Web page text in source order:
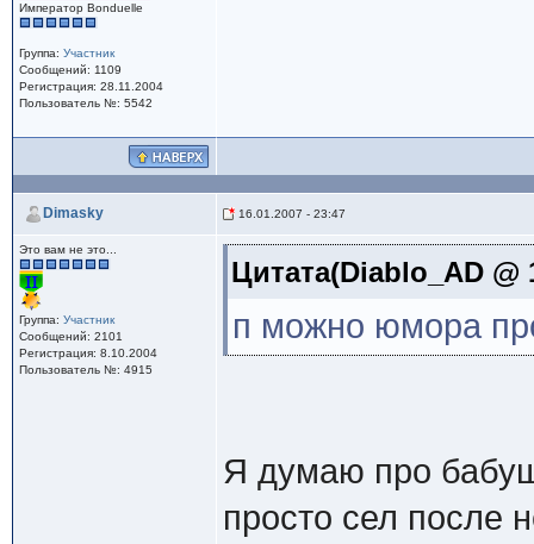
Император Bonduelle
Группа: Участник
Сообщений: 1109
Регистрация: 28.11.2004
Пользователь №: 5542
Dimasky 16.01.2007 - 23:47
Это вам не это...
Группа: Участник
Сообщений: 2101
Регистрация: 8.10.2004
Пользователь №: 4915
Цитата(Diablo_AD @
п можно юмора
Я думаю про
просто сел после